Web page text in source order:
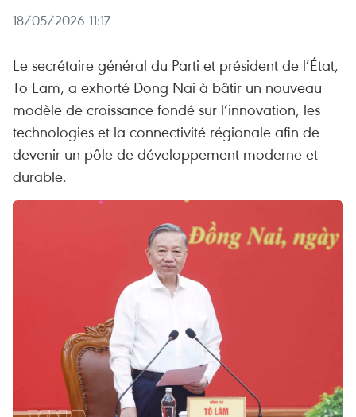
18/05/2026 11:17
Le secrétaire général du Parti et président de l’État,
To Lam, a exhorté Dong Nai à bâtir un nouveau
modèle de croissance fondé sur l’innovation, les
technologies et la connectivité régionale afin de
devenir un pôle de développement moderne et
durable.